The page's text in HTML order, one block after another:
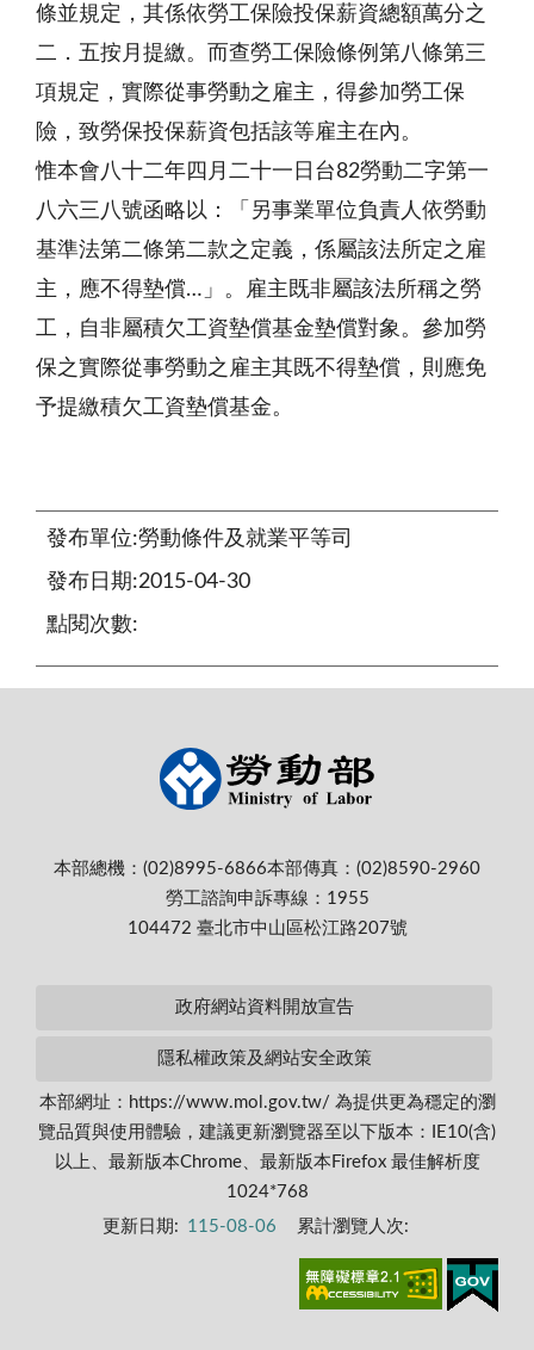
條並規定，其係依勞工保險投保薪資總額萬分之
二．五按月提繳。而查勞工保險條例第八條第三
項規定，實際從事勞動之雇主，得參加勞工保
險，致勞保投保薪資包括該等雇主在內。
惟本會八十二年四月二十一日台82勞動二字第一
八六三八號函略以：「另事業單位負責人依勞動
基準法第二條第二款之定義，係屬該法所定之雇
主，應不得墊償…」。雇主既非屬該法所稱之勞
工，自非屬積欠工資墊償基金墊償對象。參加勞
保之實際從事勞動之雇主其既不得墊償，則應免
予提繳積欠工資墊償基金。
發布單位:勞動條件及就業平等司
發布日期:2015-04-30
點閱次數:
本部總機：(02)8995-6866本部傳真：(02)8590-2960
勞工諮詢申訴專線：1955
104472 臺北市中山區松江路207號
政府網站資料開放宣告
隱私權政策及網站安全政策
本部網址：https://www.mol.gov.tw/ 為提供更為穩定的瀏
覽品質與使用體驗，建議更新瀏覽器至以下版本：IE10(含)
以上、最新版本Chrome、最新版本Firefox 最佳解析度
1024*768
更新日期: 115-08-06 累計瀏覽人次: